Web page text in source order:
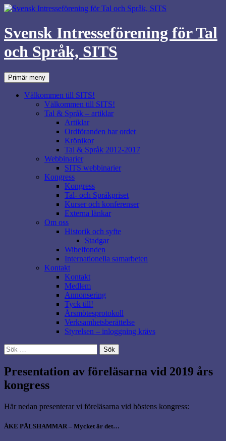
Svensk Intresseförening för Tal
och Språk, SITS
SökPrimär meny
till
innehåll
Välkommen till SITS!
Välkommen till SITS!
Tal & Språk – artiklar
Artiklar
Ordföranden har ordet
Krönikor
Tal & Språk 2012-2017
Webbinarier
SITS webbinarier
Kongress
Kongress
Tal- och Språkpriset
Kurser och konferenser
Externa länkar
Om oss
Historik och syfte
Stadgar
Wibelfonden
Internationella samarbeten
Kontakt
Kontakt
Medlem
Annonsering
Tyck till!
Årsmötesprotokoll
Verksamhetsberättelse
Styrelsen – inloggning krävs
Sök
efter:
Presentation av föreläsarna vid 2019 års
kongress
Här nedan presenterar vi föreläsarna vid höstens kongress:
ÅKE PÅLSHAMMAR – Mycket är det…